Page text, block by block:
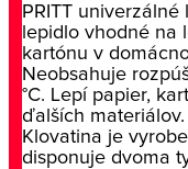
PRITT
lepidlo vhodné na
kartónu v
Neobsahuje
°C. Lepí papier,
ďalších
Klovatina je
disponuje dvoma